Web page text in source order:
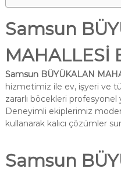
Samsun
MAHALLESİ
Samsun BÜYÜKALAN
hizmetimiz ile ev, işyeri ve
zararlı böcekleri
Deneyimli ekiplerimiz
kullanarak kalıcı çözümler
Samsun